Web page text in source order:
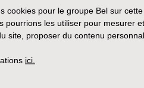
cookies pour le groupe Bel sur cette
pourrions les utiliser pour mesurer
site, proposer du contenu
ici.